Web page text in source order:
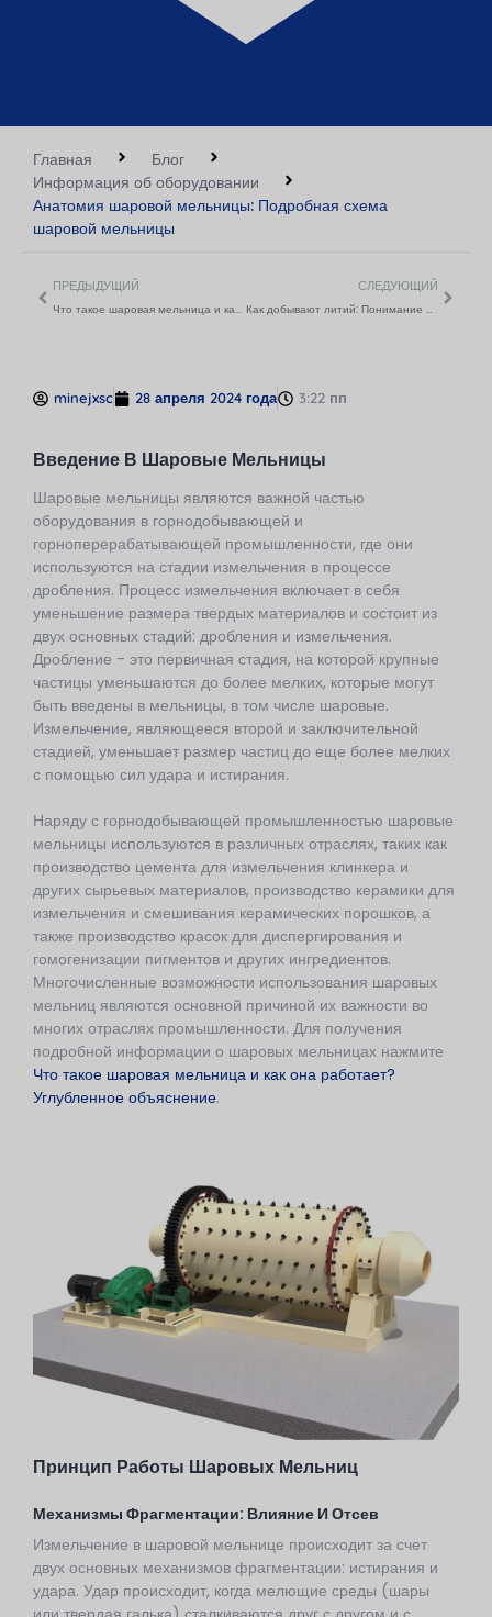
Главная
Блог
Информация об оборудовании
Анатомия шаровой мельницы: Подробная схема
шаровой мельницы
ПРЕДЫДУЩИЙ
Что такое шаровая мельница и как она работает? Углубленное объяснение
СЛЕДУЮЩИЙ
Как добывают литий: Понимание методов и технологий
minejxsc 28 апреля 2024 года 3:22 пп
Введение В Шаровые Мельницы
Шаровые мельницы являются важной частью
оборудования в горнодобывающей и
горноперерабатывающей промышленности, где они
используются на стадии измельчения в процессе
дробления. Процесс измельчения включает в себя
уменьшение размера твердых материалов и состоит из
двух основных стадий: дробления и измельчения.
Дробление - это первичная стадия, на которой крупные
частицы уменьшаются до более мелких, которые могут
быть введены в мельницы, в том числе шаровые.
Измельчение, являющееся второй и заключительной
стадией, уменьшает размер частиц до еще более мелких
с помощью сил удара и истирания.
Наряду с горнодобывающей промышленностью шаровые
мельницы используются в различных отраслях, таких как
производство цемента для измельчения клинкера и
других сырьевых материалов, производство керамики для
измельчения и смешивания керамических порошков, а
также производство красок для диспергирования и
гомогенизации пигментов и других ингредиентов.
Многочисленные возможности использования шаровых
мельниц являются основной причиной их важности во
многих отраслях промышленности. Для получения
подробной информации о шаровых мельницах нажмите
Что такое шаровая мельница и как она работает?
Углубленное объяснение.
Принцип Работы Шаровых Мельниц
Механизмы Фрагментации: Влияние И Отсев
Измельчение в шаровой мельнице происходит за счет
двух основных механизмов фрагментации: истирания и
удара. Удар происходит, когда мелющие среды (шары